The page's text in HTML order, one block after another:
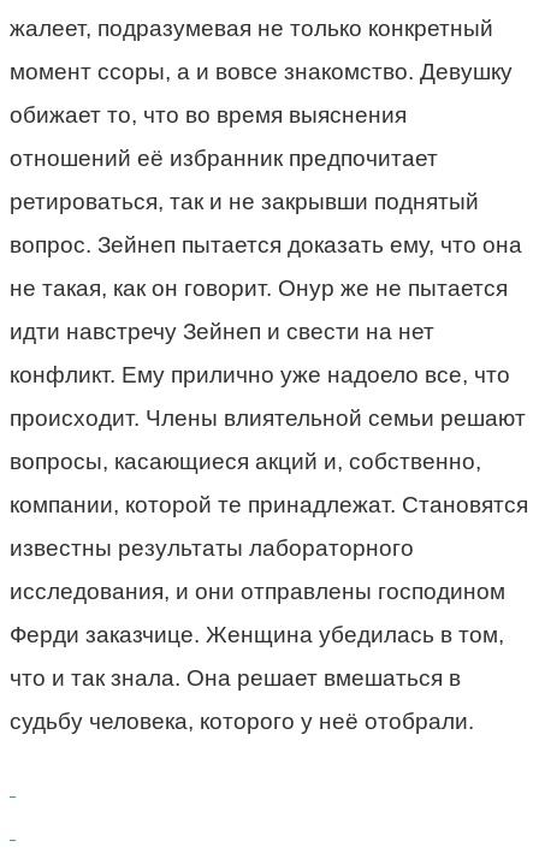
жалеет, подразумевая не только конкретный
момент ссоры, а и вовсе знакомство. Девушку
обижает то, что во время выяснения
отношений её избранник предпочитает
ретироваться, так и не закрывши поднятый
вопрос. Зейнеп пытается доказать ему, что она
не такая, как он говорит. Онур же не пытается
идти навстречу Зейнеп и свести на нет
конфликт. Ему прилично уже надоело все, что
происходит. Члены влиятельной семьи решают
вопросы, касающиеся акций и, собственно,
компании, которой те принадлежат. Становятся
известны результаты лабораторного
исследования, и они отправлены господином
Ферди заказчице. Женщина убедилась в том,
что и так знала. Она решает вмешаться в
судьбу человека, которого у неё отобрали.